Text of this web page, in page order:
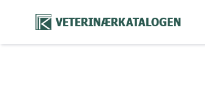
VETERINÆRKATALOGEN